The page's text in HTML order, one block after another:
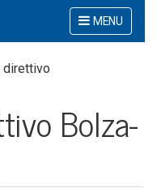
Mostra
o
MENU
Bol­za­